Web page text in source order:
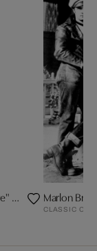
Marilyn on the Set of "How to marry a Millionaire" by Frank Worth Marlon
CLASSIC